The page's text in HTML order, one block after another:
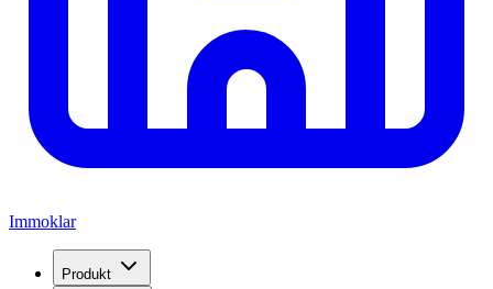
Immoklar
Produkt